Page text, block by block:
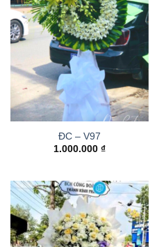
ĐC – V97
1.000.000 ₫